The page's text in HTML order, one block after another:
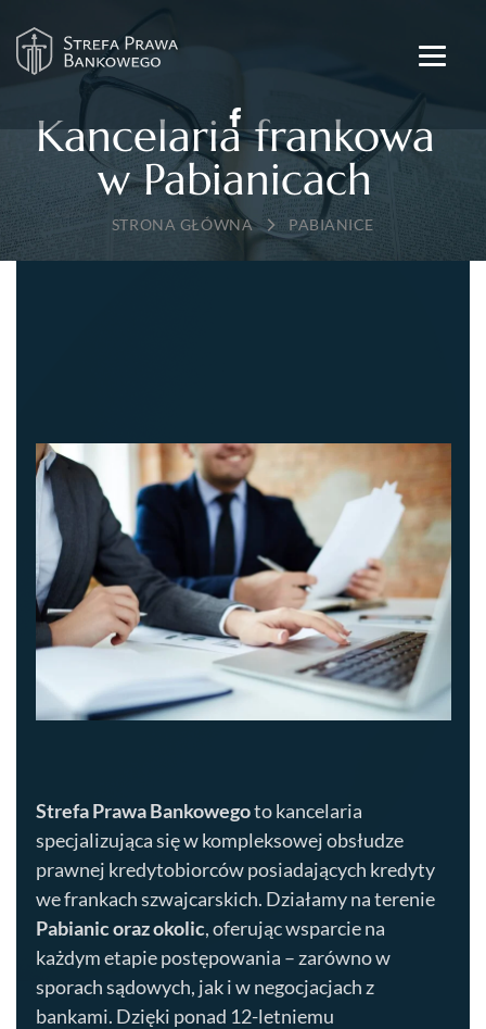
Kancelaria frankowa
w Pabianicach
→ PABIANICE
Strefa Prawa Bankowegoto kancelaria
specjalizująca się w kompleksowej obsłudze
prawnej kredytobiorców posiadających kredyty
we frankach szwajcarskich. Działamy na terenie
Pabianicoraz okolic, oferując wsparcie na
każdym etapie postępowania – zarówno w
sporach sądowych, jak i w negocjacjach z
bankami. Dzięki ponad 12-letniemu